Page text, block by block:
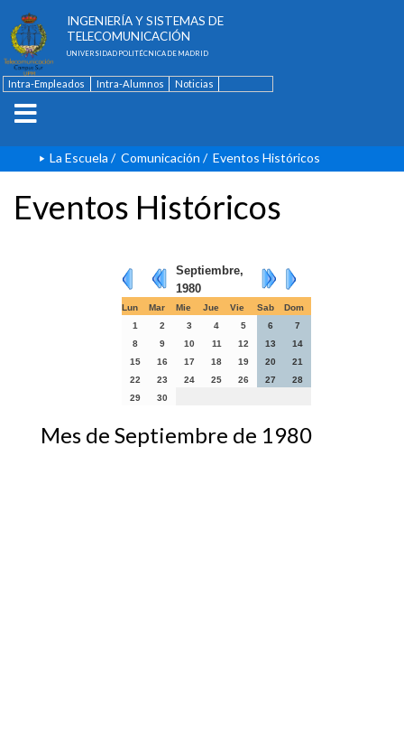
INGENIERÍA Y SISTEMAS DE
TELECOMUNICACIÓN
UNIVERSIDAD POLITÉCNICA DE MADRID
Intra-Empleados Intra-Alumnos
Noticias
La Escuela / Comunicación / Eventos Históricos
Eventos Históricos
Septiembre,
1980
Lun Mar Mie Jue Vie Sab
Dom
1
2 3 4 5 6
7
8
9 10 11 12 13
14
15
16 17 18 19 20
21
22
23 24 25 26 27
28
29
30
Mes de Septiembre de 1980